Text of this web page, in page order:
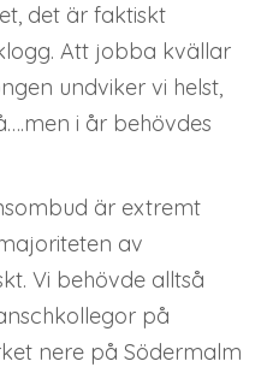
det är faktiskt
Att jobba kvällar
undviker vi helst,
i år behövdes
är extremt
av
Vi behövde alltså
på
nere på Södermalm